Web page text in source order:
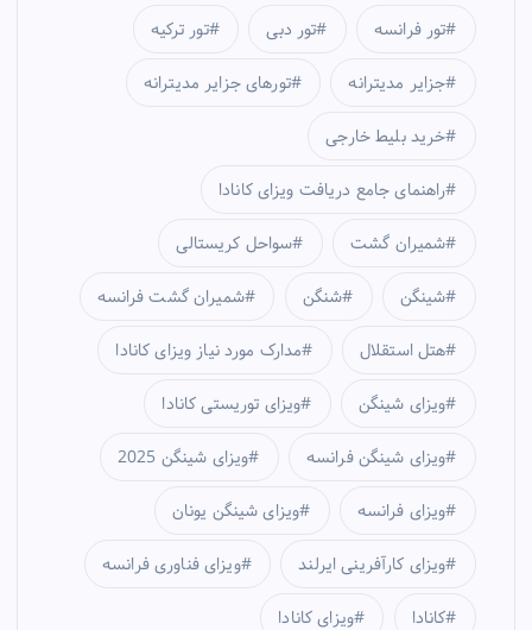
تور ترکیه تور دبی تور فرانسه
تورهای جزایر مدیترانه جزایر مدیترانه
خرید بلیط خارجی
راهنمای جامع دریافت ویزای کانادا
سواحل کریستالی شمیران گشت
شمیران گشت فرانسه شنگن شینگن
مدارک مورد نیاز ویزای کانادا هتل استقلال
ویزای توریستی کانادا ویزای شینگن
ویزای شینگن 2025 ویزای شینگن فرانسه
ویزای شینگن یونان ویزای فرانسه
ویزای فناوری فرانسه ویزای کارآفرینی ایرلند
ویزای کانادا کانادا